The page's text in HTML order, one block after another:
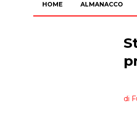
HOME ALMANACCO
di